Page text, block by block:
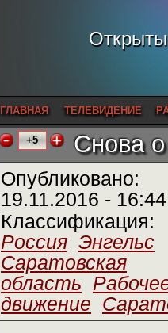
ГЛАВНАЯ ТЕЛЕВИДЕНИЕ
+5 Снова
Опубликовано:
19.11.2016 - 16:44
Классификация:
Россия Энгельс
Саратовская
область
движение